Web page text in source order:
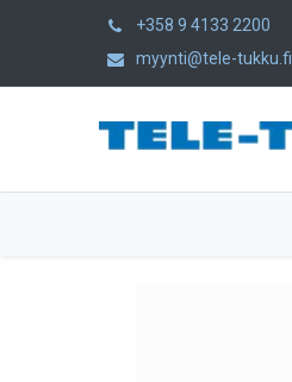
+358 9 4133 2200
myynti@tele-tukku.fi